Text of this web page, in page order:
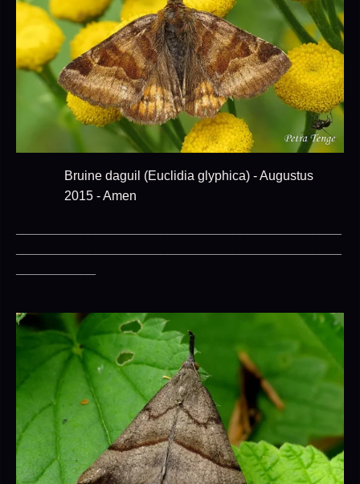
Bruine daguil (Euclidia glyphica) - Augustus
2015 - Amen